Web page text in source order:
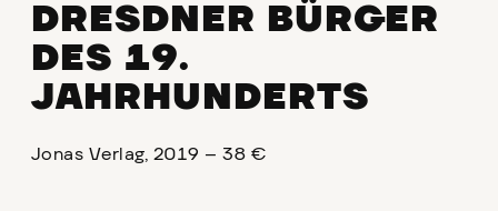
DRESDNER BÜRGER
DES 19.
JAHRHUNDERTS
Jonas Verlag, 2019 – 38 €